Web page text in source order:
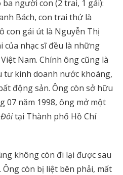
người con (2 trai, 1 gái):
Bách, con trai thứ là
con gái út là Nguyễn Thị
của nhạc sĩ đều là những
Nam. Chính ông cũng là
tư kinh doanh nước khoáng,
động sản. Ông còn sở hữu
07 năm 1998, ông mở một
tại Thành phố Hồ Chí
không còn đi lại được sau
còn bị liệt bên phải, mất